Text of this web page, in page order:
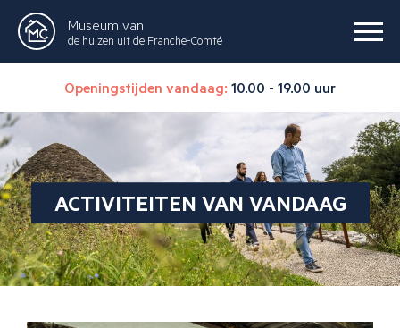
Museum van
de huizen uit de Franche-Comté
Openingstijden vandaag: 10.00 - 19.00 uur
ACTIVITEITEN VAN VANDAAG